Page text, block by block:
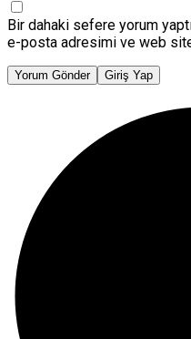
Bir dahaki sefere yorum
e-posta adresimi ve web
Yorum Gönder Giriş Yap